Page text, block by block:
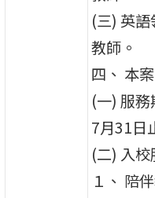
(三) 英
教師。
四、 本
(一) 服
7月31日
(二) 入校
１、 陪